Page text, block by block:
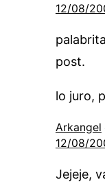
12/08/
post.
lo juro,
Arkangel
12/08/
Jejeje,